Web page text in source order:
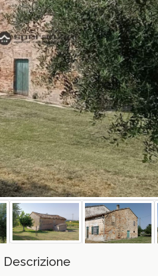
Descrizione